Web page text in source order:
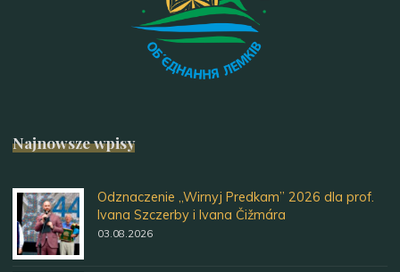
Najnowsze wpisy
Odznaczenie „Wirnyj Predkam” 2026 dla prof.
Ivana Szczerby i Ivana Čižmára
03.08.2026